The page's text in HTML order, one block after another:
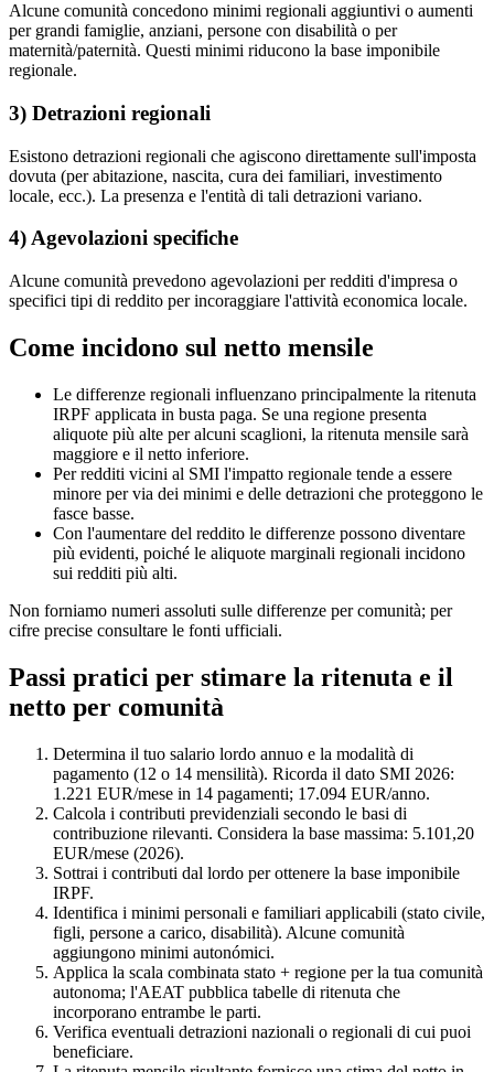
Alcune comunità concedono minimi regionali aggiuntivi o aumenti
per grandi famiglie, anziani, persone con disabilità o per
maternità/paternità. Questi minimi riducono la base imponibile
regionale.
3) Detrazioni regionali
Esistono detrazioni regionali che agiscono direttamente sull'imposta
dovuta (per abitazione, nascita, cura dei familiari, investimento
locale, ecc.). La presenza e l'entità di tali detrazioni variano.
4) Agevolazioni specifiche
Alcune comunità prevedono agevolazioni per redditi d'impresa o
specifici tipi di reddito per incoraggiare l'attività economica locale.
Come incidono sul netto mensile
Le differenze regionali influenzano principalmente la ritenuta
IRPF applicata in busta paga. Se una regione presenta
aliquote più alte per alcuni scaglioni, la ritenuta mensile sarà
maggiore e il netto inferiore.
Per redditi vicini al SMI l'impatto regionale tende a essere
minore per via dei minimi e delle detrazioni che proteggono le
fasce basse.
Con l'aumentare del reddito le differenze possono diventare
più evidenti, poiché le aliquote marginali regionali incidono
sui redditi più alti.
Non forniamo numeri assoluti sulle differenze per comunità; per
cifre precise consultare le fonti ufficiali.
Passi pratici per stimare la ritenuta e il
netto per comunità
Determina il tuo salario lordo annuo e la modalità di
pagamento (12 o 14 mensilità). Ricorda il dato SMI 2026:
1.221 EUR/mese in 14 pagamenti; 17.094 EUR/anno.
Calcola i contributi previdenziali secondo le basi di
contribuzione rilevanti. Considera la base massima: 5.101,20
EUR/mese (2026).
Sottrai i contributi dal lordo per ottenere la base imponibile
IRPF.
Identifica i minimi personali e familiari applicabili (stato civile,
figli, persone a carico, disabilità). Alcune comunità
aggiungono minimi autonómici.
Applica la scala combinata stato + regione per la tua comunità
autonoma; l'AEAT pubblica tabelle di ritenuta che
incorporano entrambe le parti.
Verifica eventuali detrazioni nazionali o regionali di cui puoi
beneficiare.